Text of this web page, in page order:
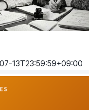
13T23:59:59+09:00